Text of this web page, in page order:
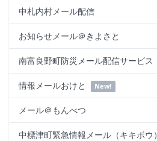
中札内村メール配信
お知らせメール＠きよさと
南富良野町防災メール配信サービス
情報メールおけと New!
メール＠もんべつ
中標津町緊急情報メール（キキボウ）